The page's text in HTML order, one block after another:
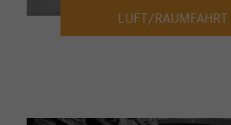
LUFT/RAUMFAHRT